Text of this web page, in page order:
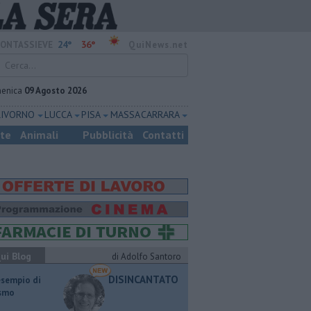
24° 36°
09 Agosto 2026
LUCCA PISA MASSA CARRARA
Animali Pubblicità Contatti
Blog
di Adolfo Santoro
di
DISINCANTATO